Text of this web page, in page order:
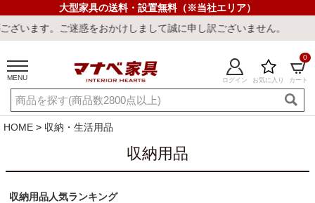
大型家具の送料・設置無料（※当社エリア）
し訳ございません。
MENU ログイン お気に入り カート
0
ご利用ガイド 新規会員登録
店舗一覧 閲覧履歴
キーワード・商品番号で探す
HOME 収納・生活用品
収納用品
収納用品人気ランキング